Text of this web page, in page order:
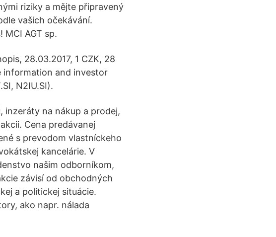
riziky a mějte připravený
vašich očekávání.
AGT sp.
28.03.2017, 1 CZK, 28
information and investor
N2IU.SI).
inzeráty na nákup a prodej,
Cena predávanej
s prevodom vlastníckeho
kancelárie. V
našim odborníkom,
závisí od obchodných
a politickej situácie.
ako napr. nálada